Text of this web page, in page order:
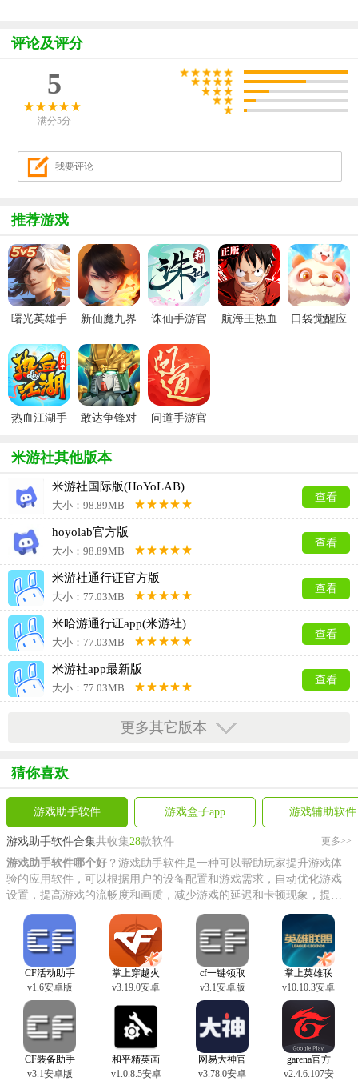
评论及评分
5
满分5分
推荐游戏
曙光英雄手
版
新仙魔九界
方正版
诛仙手游官
航海王热血
口袋觉醒应
热血江湖手
敢达争锋对
问道手游官
米游社其他版本
米游社国际版(HoYoLAB)
大小：98.89MB
查看
hoyolab官方版
大小：98.89MB
查看
米游社通行证官方版
大小：77.03MB
查看
米哈游通行证app(米游社)
大小：77.03MB
查看
米游社app最新版
大小：77.03MB
查看
大小：77.03MB
大小：77.03MB
更多其它版本
猜你喜欢
游戏助手软件 游戏盒子app 游戏辅助软件
游戏助手软件合集共收集28款软件 更多>>
游戏助手软件哪个好 ？游戏助手软件是一种可以帮助玩家提升游戏体
验的应用软件，可以根据用户的设备配置和游戏需求，自动优化游戏
设置，提高游戏的流畅度和画质，减少游戏的延迟和卡顿现象，提供
更顺畅的游戏体验。今天小编给大家带来游戏助手软件合集，里面有
米游社、网易大神、cf一键领取助手、掌上英雄联盟等等，让玩家更好
地享受游戏乐趣。
CF活动助手
最新版
v1.6安卓版
掌上穿越火
线app官方版
v3.19.0安卓
版
cf一键领取
助手手机版
v3.1安卓版
掌上英雄联
盟app官方版
v10.10.3安卓
版
CF装备助手
2手机版(cf
v3.1安卓版
和平精英画
质助手120帧
v1.0.8.5安卓
网易大神官
方正版
v3.78.0安卓
garena官方
正版
v2.4.6.107安